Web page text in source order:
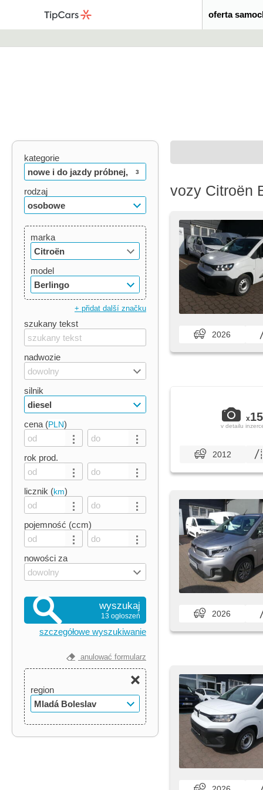
oferta
kategorie
nowe i do jazdy próbnej,
używane, oldtimery
3
rodzaj
osobowe
marka
Citroën
model
Berlingo
+ přidat další značku
szukany tekst
nadwozie
dowolny
silnik
diesel
cena (PLN)
rok prod.
licznik (km)
pojemność (ccm)
nowości za
dowolny
wyszukaj
13 ogłoszeń
szczegółowe wyszukiwanie
anulować formularz
region
Mladá Boleslav
vozy Citroën
2026
x15
v detailu
2012
2026